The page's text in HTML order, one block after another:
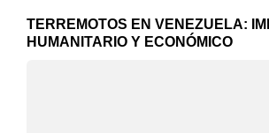
TERREMOTOS EN VENEZUELA:
HUMANITARIO Y ECONÓMICO